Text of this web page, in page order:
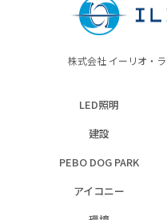
株式会社 イーリオ・
LED照明
建設
PEBO DOG PARK
アイコニー